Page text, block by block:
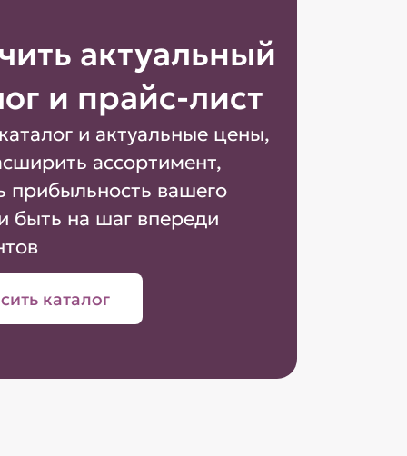
актуальный
и прайс-лист
и актуальные цены,
ассортимент,
прибыльность вашего
быть на шаг впереди
каталог